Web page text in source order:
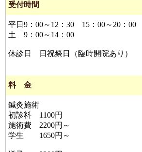
受付時間
平日9：00～12：30 15：00～20：00
土 9：00～14：00
休診日 日祝祭日（臨時開院あり）
料 金
鍼灸施術
初診料 1100円
施術費 2200円～
学生 1650円～